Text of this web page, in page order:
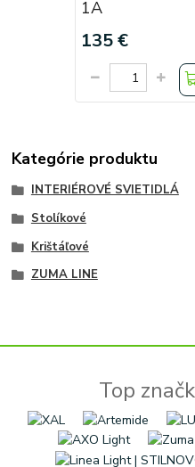
1A
135 €
Kategórie produktu
INTERIÉROVÉ SVIETIDLÁ
Stolíkové
Krištáľové
ZUMA LINE
Top